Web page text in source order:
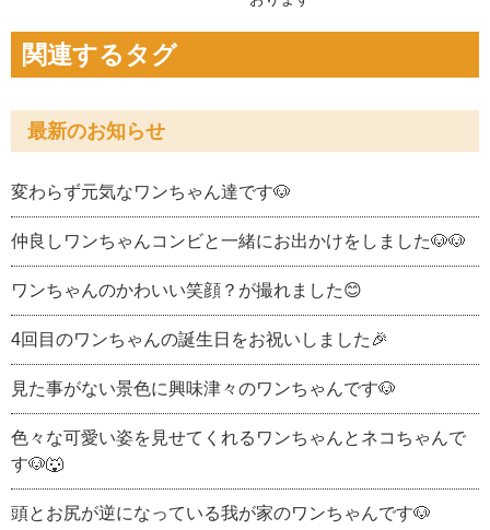
関連するタグ
最新のお知らせ
変わらず元気なワンちゃん達です🐶
仲良しワンちゃんコンビと一緒にお出かけをしました🐶🐶
ワンちゃんのかわいい笑顔？が撮れました😊
4回目のワンちゃんの誕生日をお祝いしました🎉
見た事がない景色に興味津々のワンちゃんです🐶
色々な可愛い姿を見せてくれるワンちゃんとネコちゃんで
す🐶🐺
頭とお尻が逆になっている我が家のワンちゃんです🐶